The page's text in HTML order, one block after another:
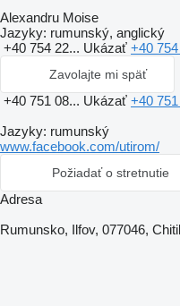
Alexandru Moise
Jazyky: rumunský, anglický
+40 754 22... Ukázať +40
Zavolajte mi späť
+40 751 08... Ukázať +40
Jazyky: rumunský
www.facebook.com/utirom/
Požiadať o stretnutie
Adresa
Rumunsko, Ilfov, 077046,